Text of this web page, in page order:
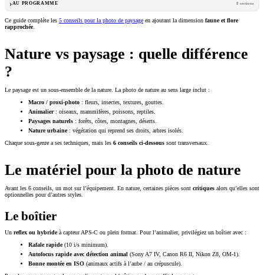
AU PROGRAMME 8 sections
Ce guide complète les 5 conseils pour la photo de paysage en ajoutant la dimension faune et flore
rapprochée.
Nature vs paysage : quelle différence
?
Le paysage est un sous-ensemble de la nature. La photo de nature au sens large inclut :
Macro / proxi-photo : fleurs, insectes, textures, gouttes.
Animalier: oiseaux, mammifères, poissons, reptiles.
Paysages naturels : forêts, côtes, montagnes, déserts.
Nature urbaine: végétation qui reprend ses droits, arbres isolés.
Chaque sous-genre a ses techniques, mais les 6 conseils ci-dessous sont transversaux.
Le matériel pour la photo de nature
Avant les 6 conseils, un mot sur l’équipement. En nature, certaines pièces sont critiques alors qu’elles sont
optionnelles pour d’autres styles.
Le boîtier
Un reflex ou hybrideà capteur APS-C ou plein format. Pour l’animalier, privilégiez un boîtier avec :
Rafale rapide(10 i/s minimum).
Autofocus rapide avec détection animal (Sony A7 IV, Canon R6 II, Nikon Z8, OM-1).
Bonne montée en ISO (animaux actifs à l’aube / au crépuscule).